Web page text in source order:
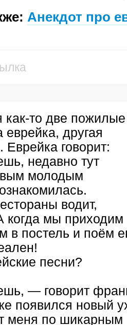
Анекдот про
как-то две пожилые
еврейка, другая
говорит:
недавно тут
молодым
водит,
когда мы
в постель и поём
песни?
— говорит
появился новый
меня по шикарным